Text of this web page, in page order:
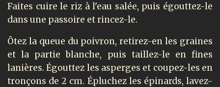
Faites cuire le riz à l'eau salée, puis égouttez-le
dans une passoire et rincez-le.
Ôtez la queue du poivron, retirez-en les graines
et la partie blanche, puis taillez-le en fines
lanières. Égouttez les asperges et coupez-les en
tronçons de 2 cm. Épluchez les épinards, lavez-